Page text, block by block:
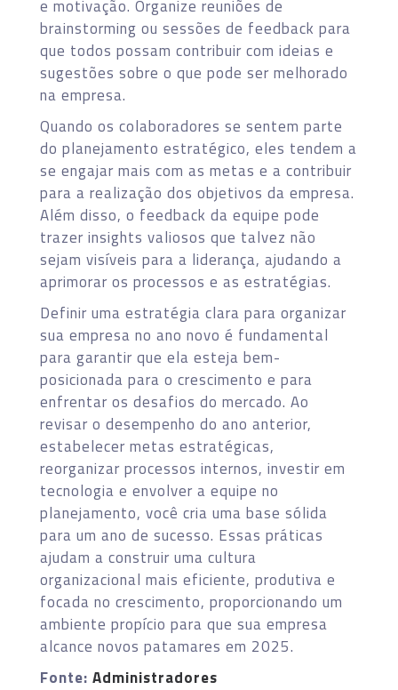
e motivação. Organize reuniões de
brainstorming ou sessões de feedback para
que todos possam contribuir com ideias e
sugestões sobre o que pode ser melhorado
na empresa.
Quando os colaboradores se sentem parte
do planejamento estratégico, eles tendem a
se engajar mais com as metas e a contribuir
para a realização dos objetivos da empresa.
Além disso, o feedback da equipe pode
trazer insights valiosos que talvez não
sejam visíveis para a liderança, ajudando a
aprimorar os processos e as estratégias.
Definir uma estratégia clara para organizar
sua empresa no ano novo é fundamental
para garantir que ela esteja bem-
posicionada para o crescimento e para
enfrentar os desafios do mercado. Ao
revisar o desempenho do ano anterior,
estabelecer metas estratégicas,
reorganizar processos internos, investir em
tecnologia e envolver a equipe no
planejamento, você cria uma base sólida
para um ano de sucesso. Essas práticas
ajudam a construir uma cultura
organizacional mais eficiente, produtiva e
focada no crescimento, proporcionando um
ambiente propício para que sua empresa
alcance novos patamares em 2025.
Fonte: Administradores